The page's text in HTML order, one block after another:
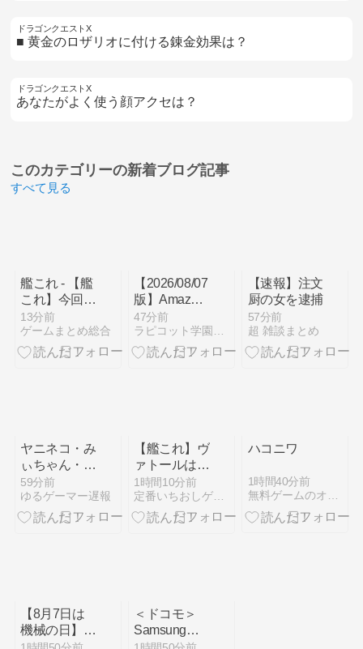
ドラゴンクエストX
■ 黄金のロザリオに付ける錬金効果は？
ドラゴンクエストX
あなたがよく使う顔アクセは？
このカテゴリーの新着ブログ記事
すべて見る
艦これ - 【艦
これ】今回ソ
連艦てまたユ
ーロの仲間入
りしとんのか
13分前
ゲームまとめ総合
【2026/08/07
版】Amazon
ゲーム売上ラ
ンキング｜毎
日更新の最新
47分前
【速報】注文
厨の女を逮捕
57分前
超 雑談まとめ
ヤニネコ・み
ぃちゃん・の
あ先輩・もち
づきさん「結
婚してくださ
59分前
ゆるゲーマー遅報
【艦これ】ヴ
ァトールはな
んて呼べばい
いんだろうね
1時間10分前
ハコニワ
1時間40分前
【8月7日は
機械の日】戦
＜ドコモ＞
Samsung